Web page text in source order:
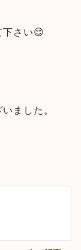
下さい😌
ました。